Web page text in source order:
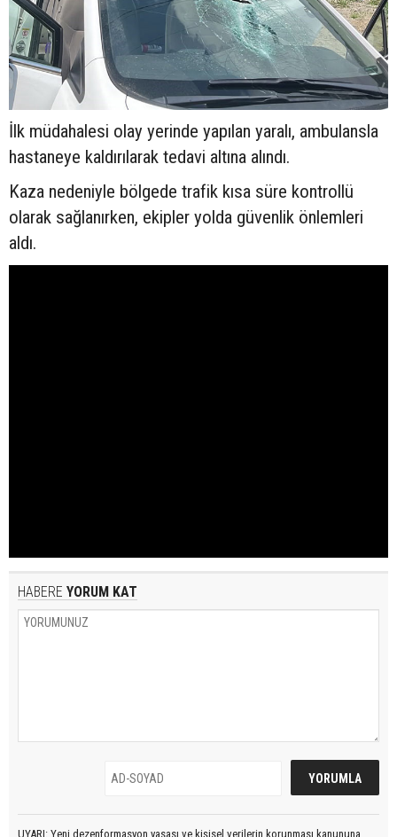
İlk müdahalesi olay yerinde yapılan yaralı, ambulansla
hastaneye kaldırılarak tedavi altına alındı.
Kaza nedeniyle bölgede trafik kısa süre kontrollü
olarak sağlanırken, ekipler yolda güvenlik önlemleri
aldı.
HABERE YORUM KAT
UYARI: Yeni dezenformasyon yasası ve kişisel verilerin korunması kanununa